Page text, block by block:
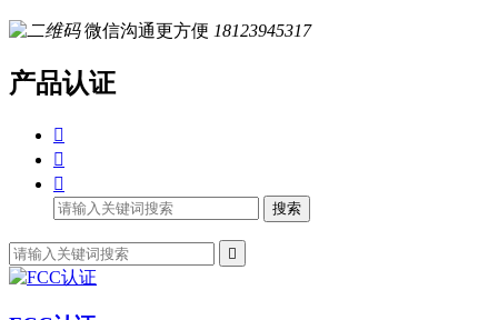
微信沟通更方便 18123945317
产品认证



搜索
